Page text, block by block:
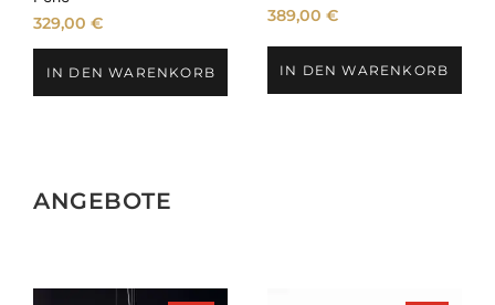
329,00€
IN DEN WARENKORB
389,00 €
IN DEN WARENKORB
ANGEBOTE